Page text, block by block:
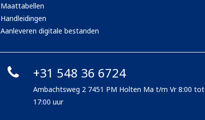
Maattabellen
Handleidingen
Aanleveren digitale bestanden
+31 548 36 6724
Ambachtsweg 2 7451 PM Holten Ma t/m Vr 8:00 tot
17:00 uur